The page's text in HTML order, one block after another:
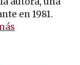
en 1981.